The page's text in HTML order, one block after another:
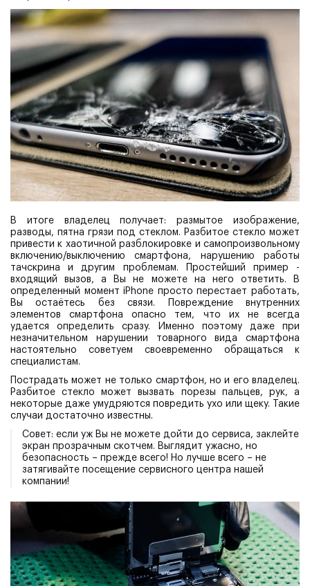
В итоге владелец получает: размытое изображение,
разводы, пятна грязи под стеклом. Разбитое стекло может
привести к хаотичной разблокировке и самопроизвольному
включению/выключению смартфона, нарушению работы
тачскрина и другим проблемам. Простейший пример -
входящий вызов, а Вы не можете на него ответить. В
определенный момент iPhone просто перестает работать,
Вы остаётесь без связи. Повреждение внутренних
элементов смартфона опасно тем, что их не всегда
удается определить сразу. Именно поэтому даже при
незначительном нарушении товарного вида смартфона
настоятельно советуем своевременно обращаться к
специалистам.
Пострадать может не только смартфон, но и его владелец.
Разбитое стекло может вызвать порезы пальцев, рук, а
некоторые даже умудряются повредить ухо или щеку. Такие
случаи достаточно известны.
Совет: если уж Вы не можете дойти до сервиса, заклейте
экран прозрачным скотчем. Выглядит ужасно, но
безопасность – прежде всего! Но лучше всего – не
затягивайте посещение сервисного центра нашей
компании!